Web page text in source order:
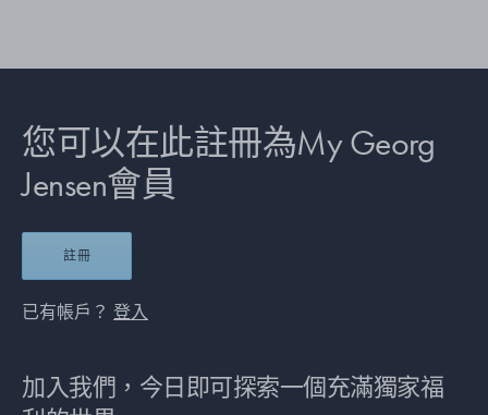
您可以在此註冊為My Georg
Jensen會員
註冊
已有帳戶？ 登入
加入我們，今日即可探索一個充滿獨家福